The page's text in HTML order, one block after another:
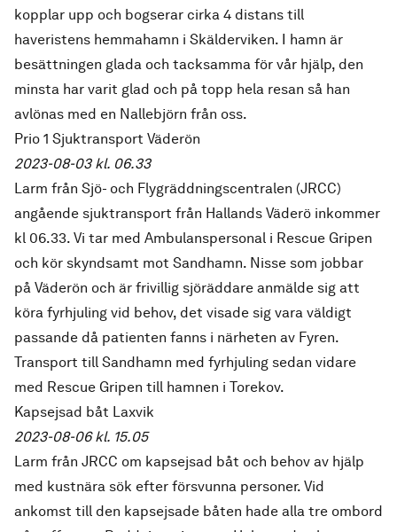
kopplar upp och bogserar cirka 4 distans till
haveristens hemmahamn i Skälderviken. I hamn är
besättningen glada och tacksamma för vår hjälp, den
minsta har varit glad och på topp hela resan så han
avlönas med en Nallebjörn från oss.
Prio 1 Sjuktransport Väderön
2023-08-03 kl. 06.33
Larm från Sjö- och Flygräddningscentralen (JRCC)
angående sjuktransport från Hallands Väderö inkommer
kl 06.33. Vi tar med Ambulanspersonal i Rescue Gripen
och kör skyndsamt mot Sandhamn. Nisse som jobbar
på Väderön och är frivillig sjöräddare anmälde sig att
köra fyrhjuling vid behov, det visade sig vara väldigt
passande då patienten fanns i närheten av Fyren.
Transport till Sandhamn med fyrhjuling sedan vidare
med Rescue Gripen till hamnen i Torekov.
Kapsejsad båt Laxvik
2023-08-06 kl. 15.05
Larm från JRCC om kapsejsad båt och behov av hjälp
med kustnära sök efter försvunna personer. Vid
ankomst till den kapsejsade båten hade alla tre ombord